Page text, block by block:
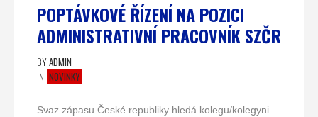
POPTÁVKOVÉ ŘÍZENÍ NA POZICI
ADMINISTRATIVNÍ PRACOVNÍK SZČR
BYADMIN
IN NOVINKY
Svaz zápasu České republiky hledá kolegu/kolegyni